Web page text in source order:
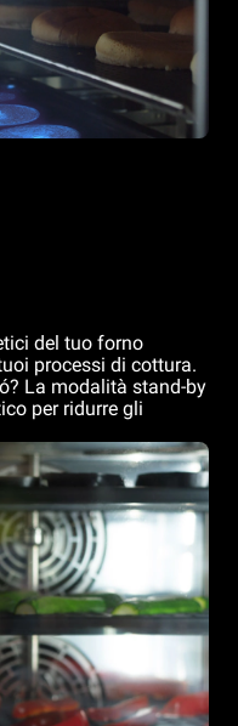
del tuo forno
processi di cottura.
La modalità stand-by
per ridurre gli